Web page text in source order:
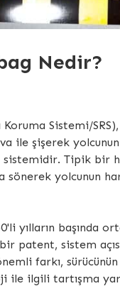
Nedir?
Koruma Sistemi/
ile şişerek
Tipik bir
sönerek yolcunun
yılların başında
patent, sistem
farkı,
ile ilgili tartışma